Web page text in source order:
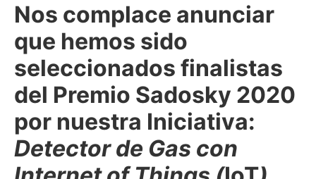
Nos complace anunciar
que hemos sido
seleccionados finalistas
del Premio Sadosky 2020
por nuestra Iniciativa:
Detector de Gas con